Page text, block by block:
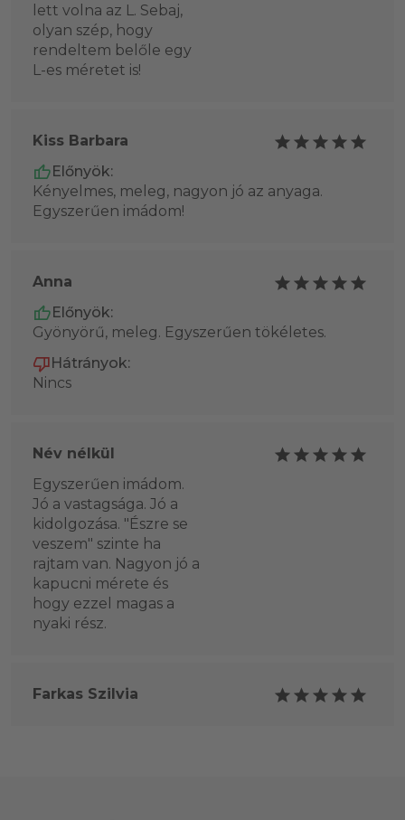
lett volna az L. Sebaj,
olyan szép, hogy
rendeltem belőle egy
L-es méretet is!
Kiss Barbara
Előnyök:
Kényelmes, meleg, nagyon jó az anyaga.
Egyszerűen imádom!
Anna
Előnyök:
Gyönyörű, meleg. Egyszerűen tökéletes.
Hátrányok:
Nincs
Név nélkül
Egyszerűen imádom.
Jó a vastagsága. Jó a
kidolgozása. "Észre se
veszem" szinte ha
rajtam van. Nagyon jó a
kapucni mérete és
hogy ezzel magas a
nyaki rész.
Farkas Szilvia